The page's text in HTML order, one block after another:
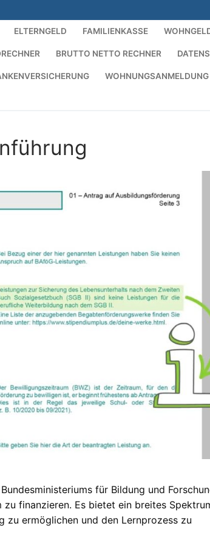
ELTERNGELD FAMILIENKASSE
BRUTTO NETTO RECHNER
WOHNUNGSANMELDUNG
für Bildung und
finanzieren. Es bietet ein breites
zu ermöglichen und den Lernprozess zu